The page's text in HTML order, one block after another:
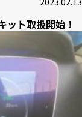
ット取扱開始！